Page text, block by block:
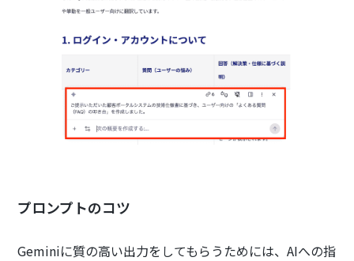
プロンプトのコツ
Geminiに質の高い出力をしてもらうためには、AIへの指